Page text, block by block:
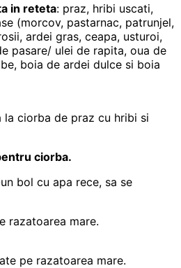
in reteta: praz, hribi uscati,
(morcov, pastarnac, patrunjel,
ardei gras, ceapa, usturoi,
pasare/ ulei de rapita, oua de
boia de ardei dulce si boia
la ciorba de praz cu hribi si
ciorba.
bol cu apa rece, sa se
razatoarea mare.
pe razatoarea mare.